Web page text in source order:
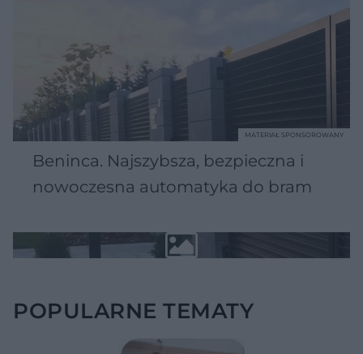
Beninca. Najszybsza, bezpieczna i
nowoczesna automatyka do bram
MATERIAŁ SPONSOROWANY
POPULARNE TEMATY